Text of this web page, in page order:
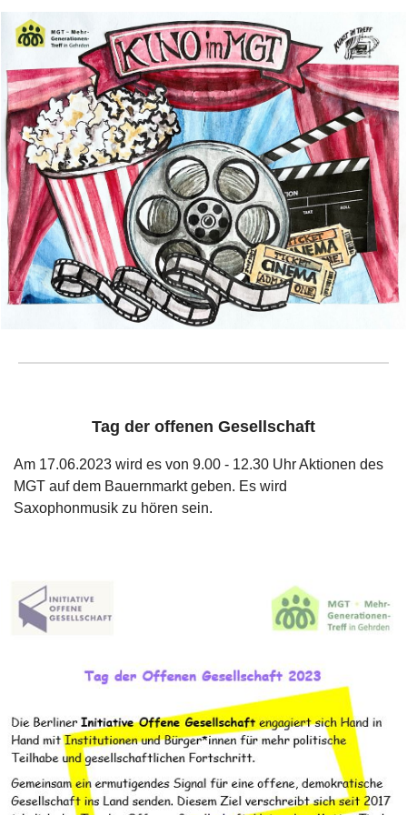
Tag der offenen Gesellschaft
Am 17.06.2023 wird es von 9.00 - 12.30 Uhr Aktionen des
MGT auf dem Bauernmarkt geben. Es wird
Saxophonmusik zu hören sein.